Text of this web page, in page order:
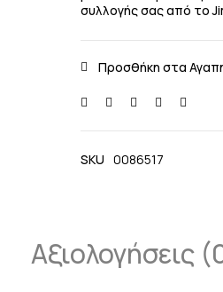
συλλογής σας από το
SKU 0086517
Αξιολογήσεις